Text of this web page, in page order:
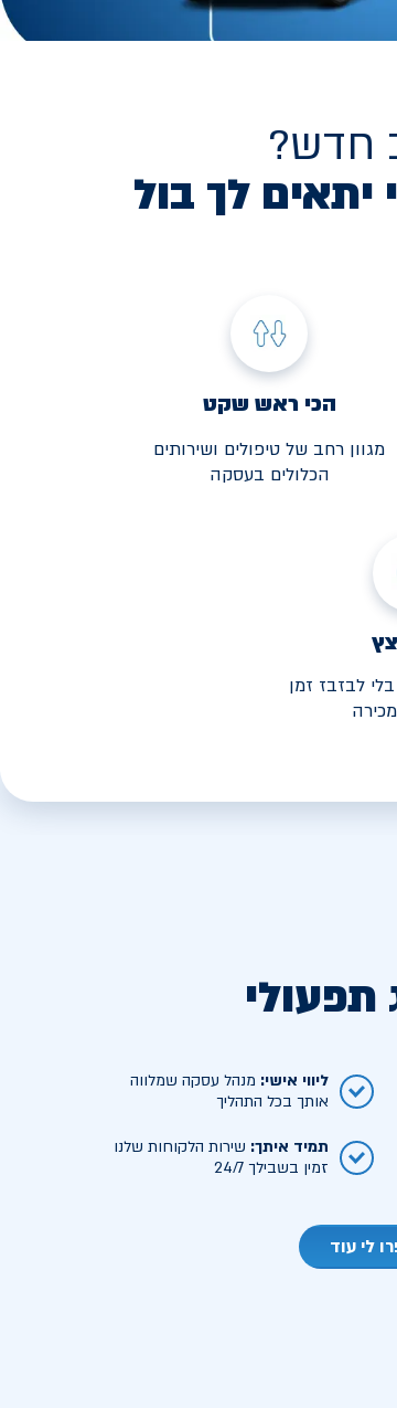
חדש?
יתאים לך בול
הכי ראש שקט
מגוון רחב של טיפולים ושירותים
הכלולים בעסקה
לבזבז זמן
תפעולי
ליווי אישי: מנהל עסקה שמלווה
אותך בכל התהליך
תמיד איתך: שירות הלקוחות שלנו
זמין בשבילך 24/7
לי עוד